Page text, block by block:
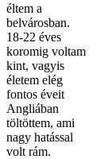
éltem a
belvárosban.
18-22 éves
koromig voltam
kint, vagyis
életem elég
fontos éveit
Angliában
töltöttem, ami
nagy hatással
volt rám.